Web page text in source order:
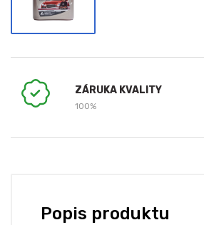
ZÁRUKA KVALITY
100%
Popis produktu